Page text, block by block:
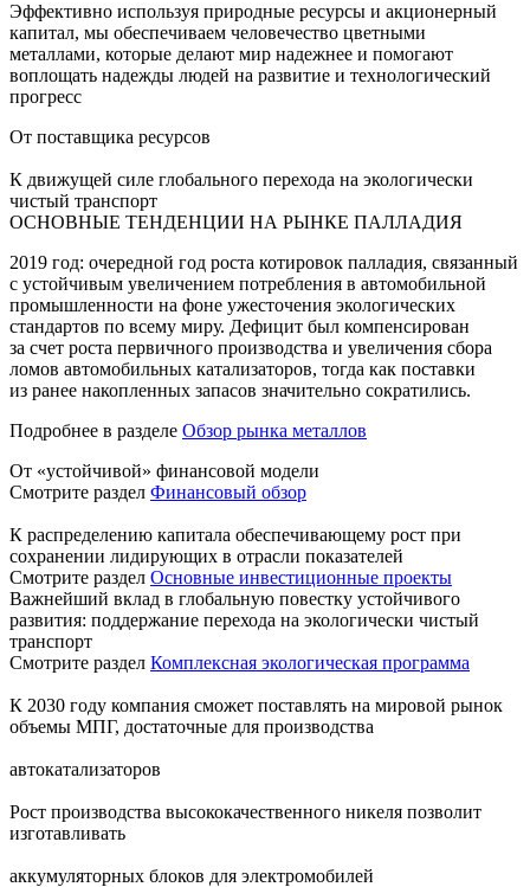
Эффективно используя природные ресурсы и акционерный
капитал, мы обеспечиваем человечество цветными
металлами, которые делают мир надежнее и помогают
воплощать надежды людей на развитие и технологический
прогресс
От поставщика ресурсов
К движущей силе глобального перехода на экологически
чистый транспорт
ОСНОВНЫЕ ТЕНДЕНЦИИ НА РЫНКЕ ПАЛЛАДИЯ
2019 год: очередной год роста котировок палладия, связанный
с устойчивым увеличением потребления в автомобильной
промышленности на фоне ужесточения экологических
стандартов по всему миру. Дефицит был компенсирован
за счет роста первичного производства и увеличения сбора
ломов автомобильных катализаторов, тогда как поставки
из ранее накопленных запасов значительно сократились.
Подробнее в разделе Обзор рынка металлов
От «устойчивой» финансовой модели
Смотрите раздел Финансовый обзор
К распределению капитала обеспечивающему рост при
сохранении лидирующих в отрасли показателей
Смотрите раздел Основные инвестиционные проекты
Важнейший вклад в глобальную повестку устойчивого
развития: поддержание перехода на экологически чистый
транспорт
Смотрите раздел Комплексная экологическая программа
К 2030 году компания сможет поставлять на мировой рынок
объемы МПГ, достаточные для производства
автокатализаторов
Рост производства высококачественного никеля позволит
изготавливать
аккумуляторных блоков для электромобилей